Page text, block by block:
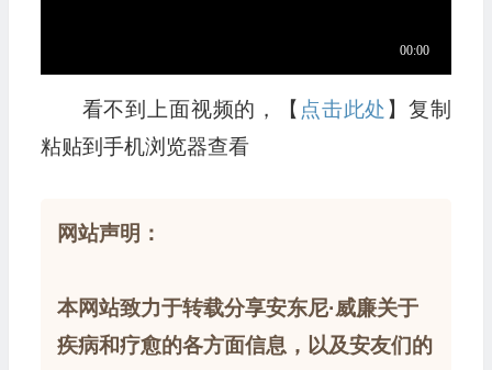
看不到上面视频的，【 点击此处 】复制
粘贴到手机浏览器查看
网站声明：
本网站致力于转载分享安东尼·威廉关于
疾病和疗愈的各方面信息，以及安友们的